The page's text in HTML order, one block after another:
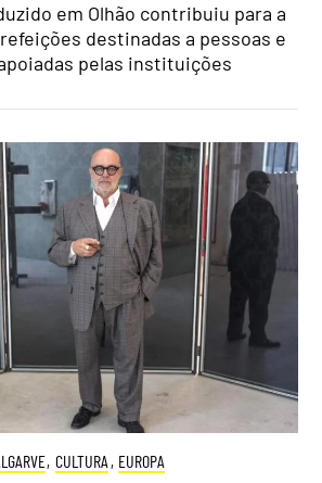
em Olhão contribuiu para a
destinadas a pessoas e
pelas instituições
, CULTURA , EUROPA